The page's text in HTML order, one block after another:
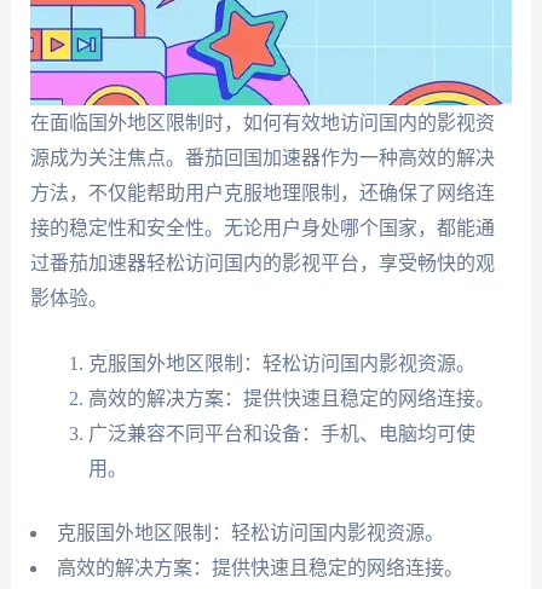
在面临国外地区限制时，如何有效地访问国内的影视资
源成为关注焦点。番茄回国加速器作为一种高效的解决
方法，不仅能帮助用户克服地理限制，还确保了网络连
接的稳定性和安全性。无论用户身处哪个国家，都能通
过番茄加速器轻松访问国内的影视平台，享受畅快的观
影体验。
克服国外地区限制：轻松访问国内影视资源。
高效的解决方案：提供快速且稳定的网络连接。
广泛兼容不同平台和设备：手机、电脑均可使
用。
克服国外地区限制：轻松访问国内影视资源。
高效的解决方案：提供快速且稳定的网络连接。